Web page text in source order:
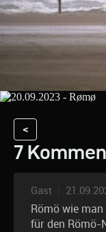
<
7
Gast
Römö wie
für den Römö-